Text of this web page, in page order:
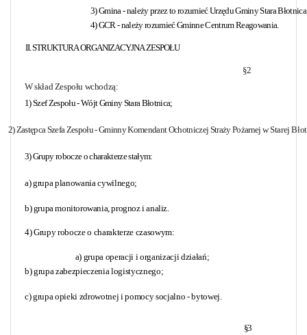
3) Gmina - należy przez to rozumieć Urzędu Gminy Stara
4) GCR - należy rozumieć Gminne Centrum Reagowania.
II. STRUKTURA ORGANIZACYJNA ZESPOŁU
§2
W skład Zespołu wchodzą:
1) Szef Zespołu - Wójt Gminy Stara Błotnica;
2) Zastępca Szefa Zespołu - Gminny Komendant Ochotniczej Straży Pożarnejw Starej
3) Grupy robocze o charakterze stałym:
a) grupa planowania cywilnego;
b) grupa monitorowania, prognoz i analiz.
4) Grupy robocze o charakterze czasowym:
a) grupa operacji i organizacji działań;
b) grupa zabezpieczenia logistycznego;
c) grupa opieki zdrowotnej i pomocy socjalno - bytowej.
§3